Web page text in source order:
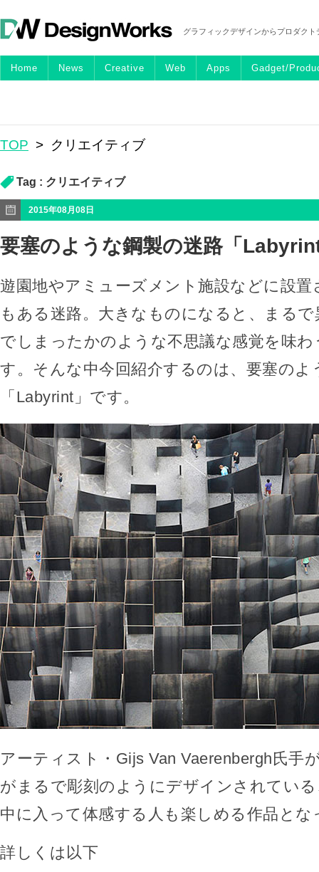
グラフィックデザインからプロダク
Home News Creative Web Apps Gadget/
TOP > クリエイティブ
Tag : クリエイティブ
2015年08月08日
要塞のような鋼製の迷路「
遊園地やアミューズメント施設などに設
もある迷路。大きなものになると、まる
でしまったかのような不思議な感覚を味
す。そんな中今回紹介するのは、要塞のよ
「Labyrint」です。
アーティスト・Gijs Van Vaerenbergh氏手
がまるで彫刻のようにデザインされてい
中に入って体感する人も楽しめる作品とな
詳しくは以下